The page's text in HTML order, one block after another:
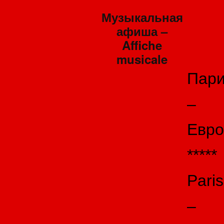
Музыкальная
афиша –
Affiche
musicale
–
*****
Paris
–